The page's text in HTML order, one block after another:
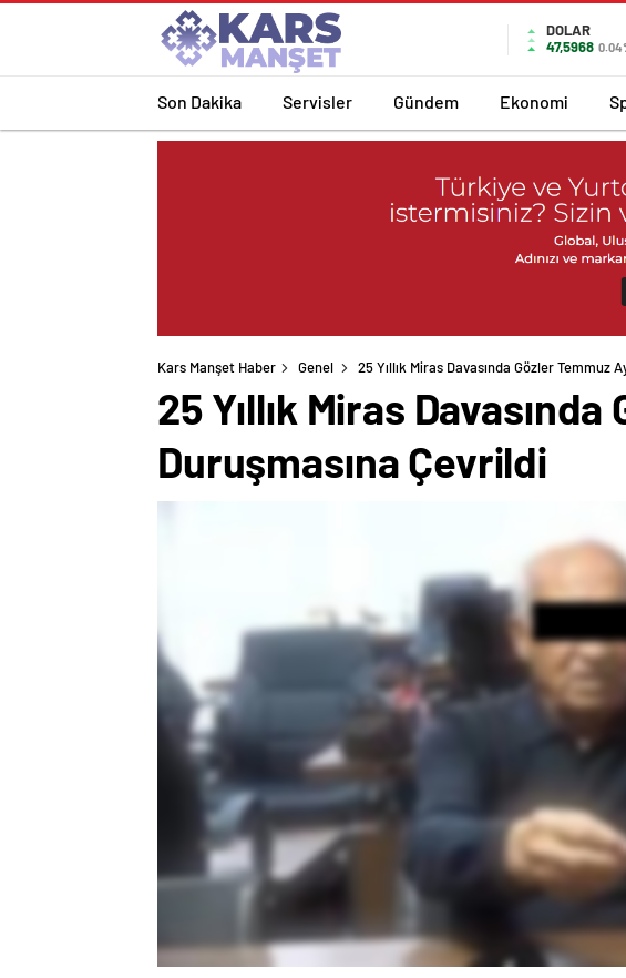
DOLAR
47,5968
Son Dakika Servisler Gündem Ekonomi
Kars Manşet Haber Genel 25 Yıllık Miras Davasında Gözler Temmuz
25 Yıllık Miras
Duruşmasına Çevrildi